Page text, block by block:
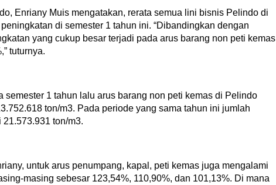
Enriany Muis mengatakan, rerata semua lini bisnis Pelindo di
di semester 1 tahun ini. “Dibandingkan dengan
yang cukup besar terjadi pada arus barang non peti kemas
tuturnya.
semester 1 tahun lalu arus barang non peti kemas di Pelindo
ton/m3. Pada periode yang sama tahun ini jumlah
ton/m3.
untuk arus penumpang, kapal, peti kemas juga mengalami
masing sebesar 123,54%, 110,90%, dan 101,13%. Di mana